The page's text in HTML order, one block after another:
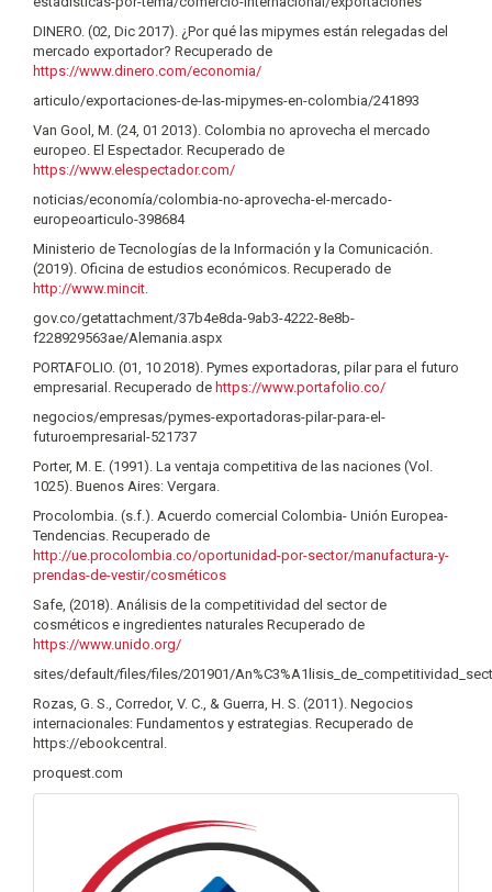
DINERO. (02, Dic 2017). ¿Por qué las mipymes están relegadas del
mercado exportador? Recuperado de
https://www.dinero.com/economia/
articulo/exportaciones-de-las-mipymes-en-colombia/241893
Van Gool, M. (24, 01 2013). Colombia no aprovecha el mercado
europeo. El Espectador. Recuperado de
https://www.elespectador.com/
noticias/economía/colombia-no-aprovecha-el-mercado-
europeoarticulo-398684
Ministerio de Tecnologías de la Información y la Comunicación.
(2019). Oficina de estudios económicos. Recuperado de
http://www.mincit.
gov.co/getattachment/37b4e8da-9ab3-4222-8e8b-
f228929563ae/Alemania.aspx
PORTAFOLIO. (01, 10 2018). Pymes exportadoras, pilar para el futuro
empresarial. Recuperado de https://www.portafolio.co/
negocios/empresas/pymes-exportadoras-pilar-para-el-
futuroempresarial-521737
Porter, M. E. (1991). La ventaja competitiva de las naciones (Vol.
1025). Buenos Aires: Vergara.
Procolombia. (s.f.). Acuerdo comercial Colombia- Unión Europea-
Tendencias. Recuperado de
http://ue.procolombia.co/oportunidad-por-sector/manufactura-y-
prendas-de-vestir/cosméticos
Safe, (2018). Análisis de la competitividad del sector de
cosméticos e ingredientes naturales Recuperado de
https://www.unido.org/
sites/default/files/files/201901/
Rozas, G. S., Corredor, V. C., & Guerra, H. S. (2011). Negocios
internacionales: Fundamentos y estrategias. Recuperado de
https://ebookcentral.
proquest.com